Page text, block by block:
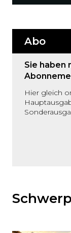
Abo
Sie haben
Hier gleich
den
Inhalt